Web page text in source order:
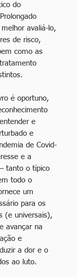
do
avaliá-lo,
de risco,
como as
é oportuno,
e
e
de Covid-
e a
tanto o típico
todo o
um
para os
(e universais),
avançar na
e
a dor e o
ao luto.